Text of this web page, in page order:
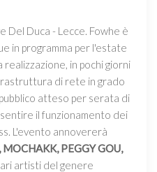
Del Duca - Lecce. Fowhe è
in programma per l'estate
in pochi giorni
di rete in grado
atteso per serata di
il funzionamento dei
L'evento annovererà
MOCHAKK, PEGGY GOU,
artisti del genere